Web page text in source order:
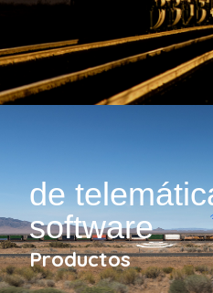
de
software
Productos